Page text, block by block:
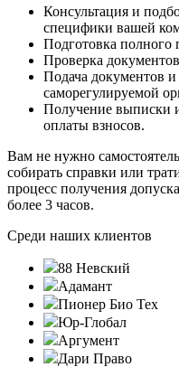
Консультация и
специфики вашей
Подготовка полного
Проверка
Подача документов
саморегулируемой
Получение выписки
оплаты взносов.
Вам не нужно
собирать справки или
процесс получения
более 3 часов.
Среди наших клиентов
88 Невский
Адамант
Пионер Био Тех
Юр-Глобал
Аргумент
Дари Право